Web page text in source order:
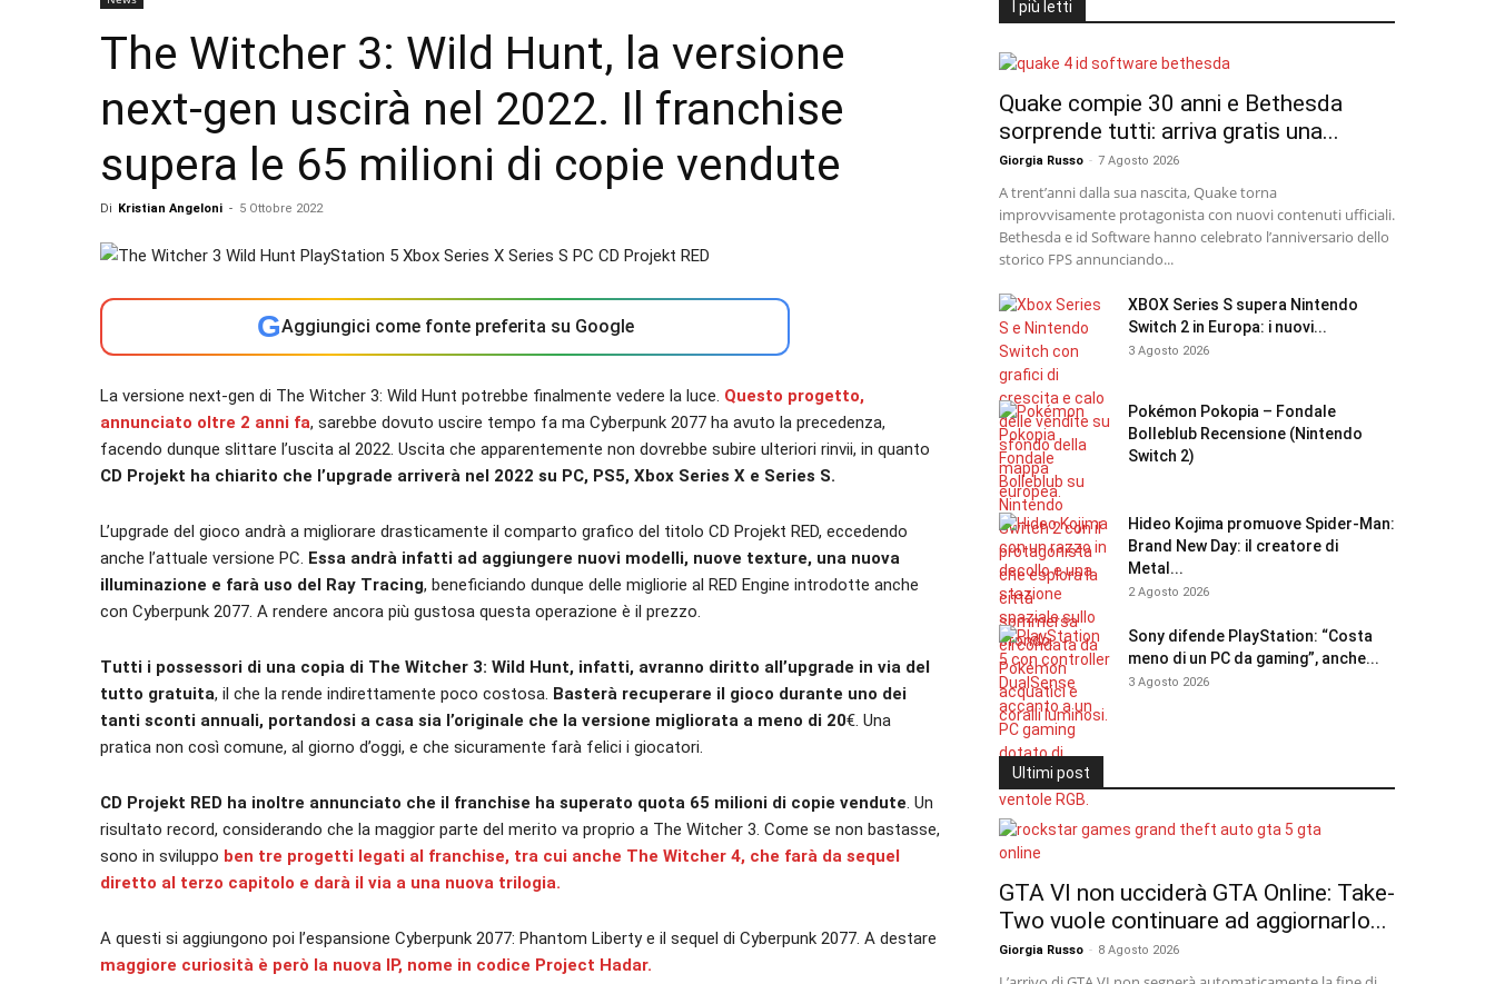
The Witcher 3: Wild Hunt, la versione
next-gen uscirà nel 2022. Il franchise
supera le 65 milioni di copie vendute
Di Kristian Angeloni - 5 Ottobre 2022
GAggiungici come fonte preferita su Google
La versione next-gen di The Witcher 3: Wild Hunt potrebbe finalmente vedere la luce. Questo progetto,
annunciato oltre 2 anni fa, sarebbe dovuto uscire tempo fa ma Cyberpunk 2077 ha avuto la precedenza,
facendo dunque slittare l’uscita al 2022. Uscita che apparentemente non dovrebbe subire ulteriori rinvii, in quanto
CD Projekt ha chiarito che l’upgrade arriverà nel 2022 su PC, PS5, Xbox Series X e Series S.
L’upgrade del gioco andrà a migliorare drasticamente il comparto grafico del titolo CD Projekt RED, eccedendo
anche l’attuale versione PC. Essa andrà infatti ad aggiungere nuovi modelli, nuove texture, una nuova
illuminazione e farà uso del Ray Tracing, beneficiando dunque delle migliorie al RED Engine introdotte anche
con Cyberpunk 2077. A rendere ancora più gustosa questa operazione è il prezzo.
Tutti i possessori di una copia di The Witcher 3: Wild Hunt, infatti, avranno diritto all’upgrade in via del
tutto gratuita, il che la rende indirettamente poco costosa. Basterà recuperare il gioco durante uno dei
tanti sconti annuali, portandosi a casa sia l’originale che la versione migliorata a meno di 20€. Una
pratica non così comune, al giorno d’oggi, e che sicuramente farà felici i giocatori.
CD Projekt RED ha inoltre annunciato che il franchise ha superato quota 65 milioni di copie vendute. Un
risultato record, considerando che la maggior parte del merito va proprio a The Witcher 3. Come se non bastasse,
sono in sviluppo ben tre progetti legati al franchise, tra cui anche The Witcher 4, che farà da sequel
diretto al terzo capitolo e darà il via a una nuova trilogia.
A questi si aggiungono poi l’espansione Cyberpunk 2077: Phantom Liberty e il sequel di Cyberpunk 2077. A destare
maggiore curiosità è però la nuova IP, nome in codice Project Hadar.
I più letti
Quake compie 30 anni e Bethesda
sorprende tutti: arriva gratis una...
Giorgia Russo - 7 Agosto 2026
A trent’anni dalla sua nascita, Quake torna
improvvisamente protagonista con nuovi contenuti ufficiali.
Bethesda e id Software hanno celebrato l’anniversario dello
storico FPS annunciando...
XBOX Series S supera Nintendo
Switch 2 in Europa: i nuovi...
3 Agosto 2026
Pokémon Pokopia – Fondale
Bolleblub Recensione (Nintendo
Switch 2)
Hideo Kojima promuove Spider-Man:
Brand New Day: il creatore di
Metal...
2 Agosto 2026
Sony difende PlayStation: “Costa
meno di un PC da gaming”, anche...
3 Agosto 2026
Ultimi post
GTA VI non ucciderà GTA Online: Take-
Two vuole continuare ad aggiornarlo...
Giorgia Russo - 8 Agosto 2026